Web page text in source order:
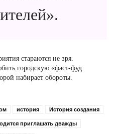
стараются не зря.
городскую «фаст-фуд
набирает обороты.
история История создания
приглашать дважды